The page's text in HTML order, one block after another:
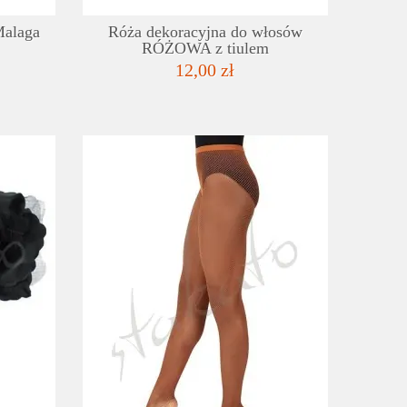
Róża dekoracyjna do włosów
RÓŻOWA z tiulem
12,00 zł
LISTA ŻYCZEŃ
SZCZEGÓŁY